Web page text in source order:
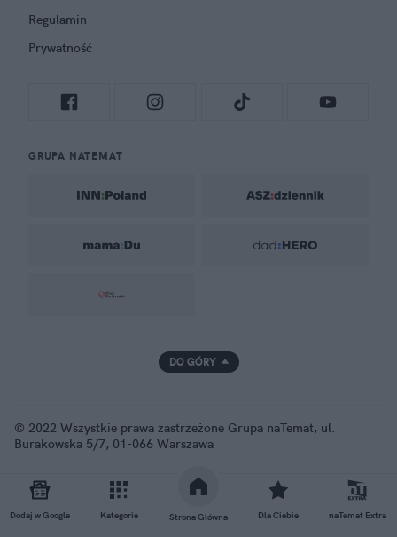
Dodaj w Google Kategorie Strona Główna Dla Ciebie naTemat Extra
Regulamin
Prywatność
GRUPA NATEMAT
DO GÓRY
© 2022 Wszystkie prawa zastrzeżone Grupa naTemat, ul.
Burakowska 5/7, 01-066 Warszawa